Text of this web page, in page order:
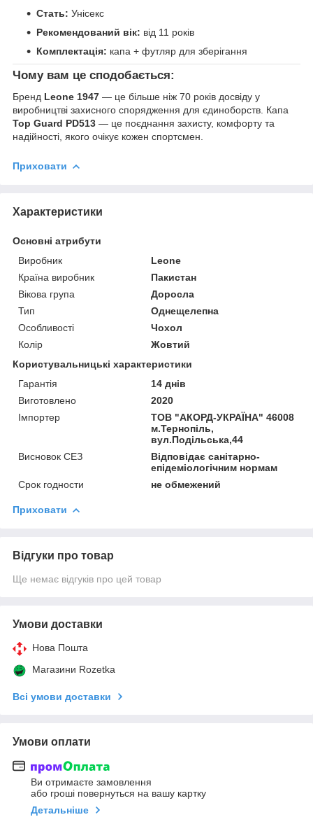
Стать: Унісекс
Рекомендований вік: від 11 років
Комплектація: капа + футляр для зберігання
Чому вам це сподобається:
Бренд Leone 1947 — це більше ніж 70 років досвіду у
виробництві захисного спорядження для єдиноборств. Капа
Top Guard PD513 — це поєднання захисту, комфорту та
надійності, якого очікує кожен спортсмен.
Приховати
Характеристики
Основні атрибути
Виробник
Leone
Країна виробник
Пакистан
Вікова група
Доросла
Тип
Однещелепна
Особливості
Чохол
Колір
Жовтий
Користувальницькі характеристики
Гарантія
14 днів
Виготовлено
2020
Імпортер
ТОВ "АКОРД-УКРАЇНА" 46008
м.Тернопіль,
вул.Подільська,44
Висновок СЕЗ
Відповідає санітарно-
епідеміологічним нормам
Срок годности
не обмежений
Приховати
Відгуки про товар
Ще немає відгуків про цей товар
Умови доставки
Нова Пошта
Магазини Rozetka
Всі умови доставки
Умови оплати
Ви отримаєте замовлення
або гроші повернуться на вашу картку
Детальніше